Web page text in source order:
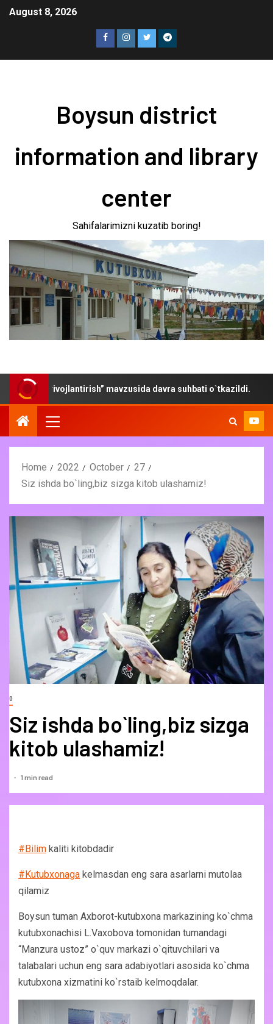
August 8, 2026
Boysun district
information and library
center
Sahifalarimizni kuzatib boring!
rivojlantirish” mavzusida davra suhbati o`tkazildi.
Home 2022 October
27
Siz ishda bo`ling,biz sizga kitob ulashamiz!
0
Siz ishda bo`ling,biz sizga
kitob ulashamiz!
1 min read
#Bilim kaliti kitobdadir
#Kutubxonaga kelmasdan eng sara asarlarni mutolaa
qilamiz
Boysun tuman Axborot-kutubxona markazining ko`chma
kutubxonachisi L.Vaxobova tomonidan tumandagi
“Manzura ustoz” o`quv markazi o`qituvchilari va
talabalari uchun eng sara adabiyotlari asosida ko`chma
kutubxona xizmatini ko`rstaib kelmoqdalar.